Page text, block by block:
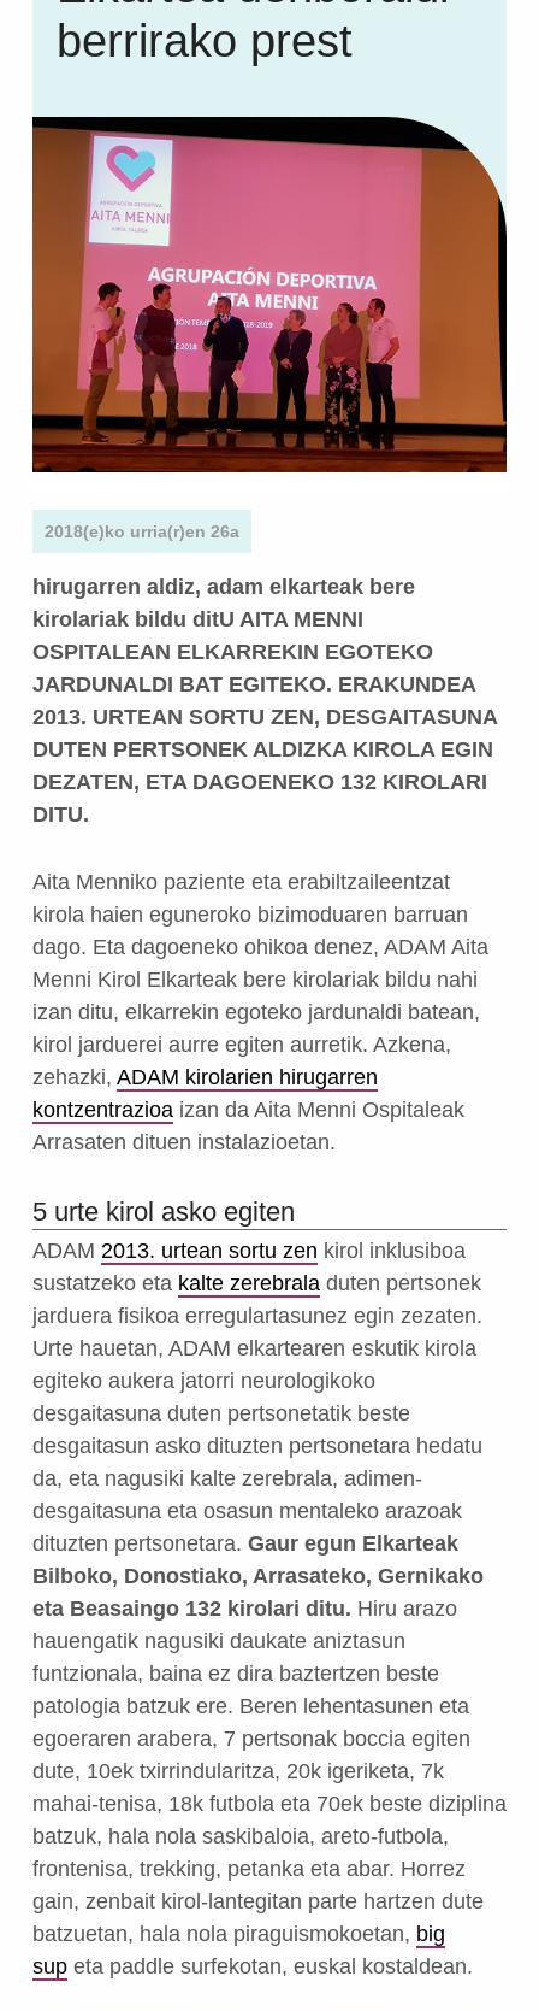
berrirako prest
2018(e)ko urria(r)en 26a
hirugarren aldiz, adam elkarteak bere
kirolariak bildu ditU AITA MENNI
OSPITALEAN ELKARREKIN EGOTEKO
JARDUNALDI BAT EGITEKO. ERAKUNDEA
2013. URTEAN SORTU ZEN, DESGAITASUNA
DUTEN PERTSONEK ALDIZKA KIROLA EGIN
DEZATEN, ETA DAGOENEKO 132 KIROLARI
DITU.
Aita Menniko paziente eta erabiltzaileentzat
kirola haien eguneroko bizimoduaren barruan
dago. Eta dagoeneko ohikoa denez, ADAM Aita
Menni Kirol Elkarteak bere kirolariak bildu nahi
izan ditu, elkarrekin egoteko jardunaldi batean,
kirol jarduerei aurre egiten aurretik. Azkena,
zehazki, ADAM kirolarien hirugarren
kontzentrazioaizan da Aita Menni Ospitaleak
Arrasaten dituen instalazioetan.
5 urte kirol asko egiten
ADAM 2013. urtean sortu zen kirol inklusiboa
sustatzeko eta kalte zerebraladuten pertsonek
jarduera fisikoa erregulartasunez egin zezaten.
Urte hauetan, ADAM elkartearen eskutik kirola
egiteko aukera jatorri neurologikoko
desgaitasuna duten pertsonetatik beste
desgaitasun asko dituzten pertsonetara hedatu
da, eta nagusiki kalte zerebrala, adimen-
desgaitasuna eta osasun mentaleko arazoak
dituzten pertsonetara. Gaur egun Elkarteak
Bilboko, Donostiako, Arrasateko, Gernikako
eta Beasaingo 132 kirolari ditu. Hiru arazo
hauengatik nagusiki daukate aniztasun
funtzionala, baina ez dira baztertzen beste
patologia batzuk ere. Beren lehentasunen eta
egoeraren arabera, 7 pertsonak boccia egiten
dute, 10ek txirrindularitza, 20k igeriketa, 7k
mahai-tenisa, 18k futbola eta 70ek beste diziplina
batzuk, hala nola saskibaloia, areto-futbola,
frontenisa, trekking, petanka eta abar. Horrez
gain, zenbait kirol-lantegitan parte hartzen dute
batzuetan, hala nola piraguismokoetan, big
supeta paddle surfekotan, euskal kostaldean.